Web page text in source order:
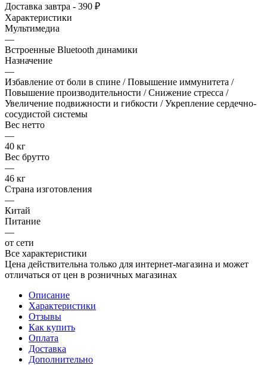
Доставка завтра - 390 ₽
Характеристики
Мультимедиа
—
Встроенные Bluetooth динамики
Назначение
—
Избавление от боли в спине / Повышение иммунитета /
Повышение производительности / Снижение стресса /
Увеличение подвижности и гибкости / Укрепление сердечно-
сосудистой системы
Вес нетто
—
40 кг
Вес брутто
—
46 кг
Страна изготовления
—
Китай
Питание
—
от сети
Все характеристики
Цена действительна только для интернет-магазина и может
отличаться от цен в розничных магазинах
Описание
Характеристики
Отзывы
Как купить
Оплата
Доставка
Дополнительно